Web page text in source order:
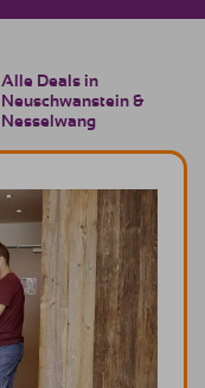
Alle Deals in
Neuschwanstein &
Nesselwang